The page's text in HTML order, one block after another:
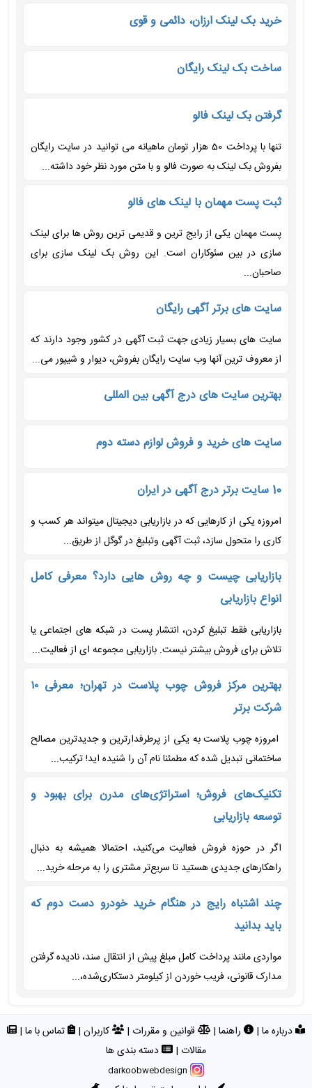
خرید بک لینک ارزان، دائمی و قوی
ساخت بک لینک رایگان
گرفتن بک لینک فالو
تنها با پرداخت 50 هزار تومان ماهیانه می توانید در سایت رایگان
بفروش بک لینک به صورت فالو و با متن مورد نظر خود داشته...
ثبت پست مهمان با لینک های فالو
پست مهمان یکی از رایج ترین و قدیمی ترین روش ها برای لینک
سازی در بین سئوکاران است. این روش بک لینک سازی برای
صاحبان...
سایت های برتر آگهی رایگان
سایت های بسیار زیادی جهت ثبت آگهی در کشور وجود دارند که
از معروف ترین آنها وب سایت رایگان بفروش، دیوار و شیپور می...
بهترین سایت های درج آگهی بین المللی
سایت های خرید و فروش لوازم دسته دوم
10 سایت برتر درج آگهی در ایران
امروزه یکی از کارهایی که در بازاریابی دیجیتال میتواند هر کسب و
کاری را متحول سازد، ثبت آگهی وتبلیغ در گوگل از طریق...
بازاریابی چیست و چه روش هایی دارد؟ معرفی کامل
انواع بازاریابی
بازاریابی فقط تبلیغ کردن، انتشار پست در شبکه های اجتماعی یا
تلاش برای فروش بیشتر نیست. بازاریابی مجموعه ای از فعالیت...
بهترین مرکز فروش چوب پلاست در تهران؛ معرفی ۱۰
شرکت برتر
امروزه چوب پلاست به یکی از پرطرفدارترین و جدید‌ترین مصالح
ساختمانی تبدیل شده که مطمئنا نام آن را شنیده اید! ترکیب...
تکنیک‌های فروش؛ استراتژی‌های مدرن برای بهبود و
توسعه بازاریابی
اگر در حوزه فروش فعالیت می‌کنید، احتمالا همیشه به دنبال
راهکارهای جدیدی هستید تا سریع‌تر مشتری را به مرحله خرید...
چند اشتباه رایج در هنگام خرید خودرو دست دوم که
باید بدانید
مواردی مانند پرداخت کامل مبلغ پیش از انتقال سند، نادیده گرفتن
مدارک قانونی، فریب خوردن از کیلومتر دستکاری‌شده،...
درباره ما | راهنما | قوانین و مقررات | کاربران | تماس با ما|
مقالات | دسته بندی ها
darkoobwebdesign